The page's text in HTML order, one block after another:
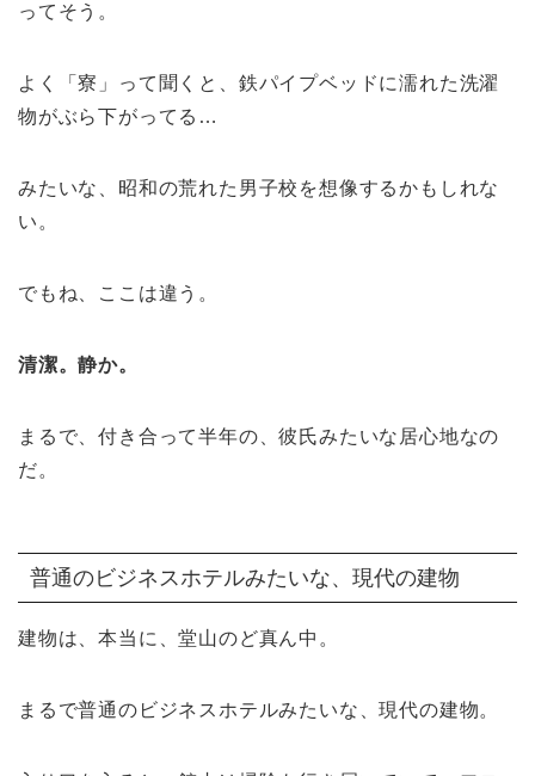
ってそう。
よく「寮」って聞くと、鉄パイプベッドに濡れた洗濯
物がぶら下がってる…
みたいな、昭和の荒れた男子校を想像するかもしれな
い。
でもね、ここは違う。
清潔。静か。
まるで、付き合って半年の、彼氏みたいな居心地なの
だ。
普通のビジネスホテルみたいな、現代の建物
建物は、本当に、堂山のど真ん中。
まるで普通のビジネスホテルみたいな、現代の建物。